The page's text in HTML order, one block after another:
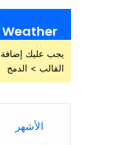
Weather
القالب > الدمج
الأشهر